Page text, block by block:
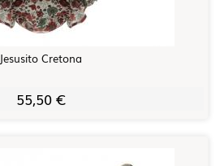
Jesusito Cretona
55,50 €